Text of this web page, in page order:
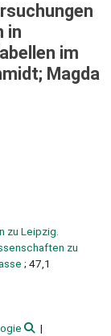
in
im
Magda
zu Leipzig.
zu
; 47,1